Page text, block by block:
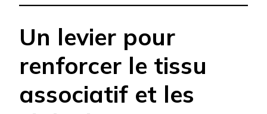
Un levier pour
renforcer le tissu
associatif et les